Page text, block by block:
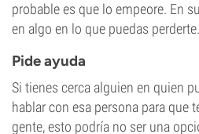
probable es que lo empeore. En
en algo en lo que puedas perderte.
Pide ayuda
Si tienes cerca alguien en quien
hablar con esa persona para que
gente, esto podría no ser una